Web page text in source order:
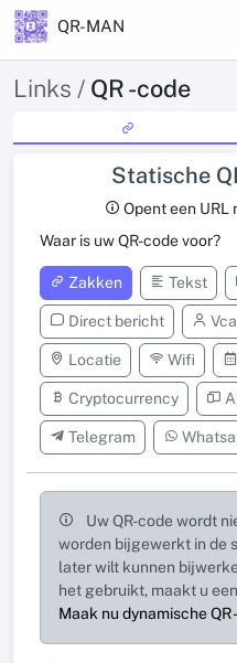
QR-MAN
Links / QR -code
Statische
Opent een URL
Waar is uw QR-code voor?
Zakken Tekst
Direct bericht
Locatie Wifi
Cryptocurrency
Telegram
Uw QR-code wordt
worden bijgewerkt in de
later wilt kunnen
het gebruikt, maakt u
Maak nu dynamische QR